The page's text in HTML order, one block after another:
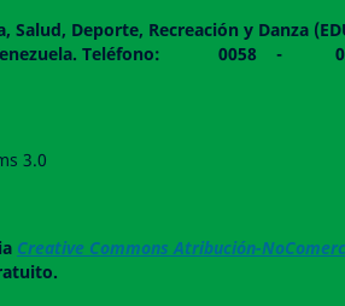
Deporte, Recreación y Danza
Venezuela. Teléfono:
3.0
Creative Commons Atribución-